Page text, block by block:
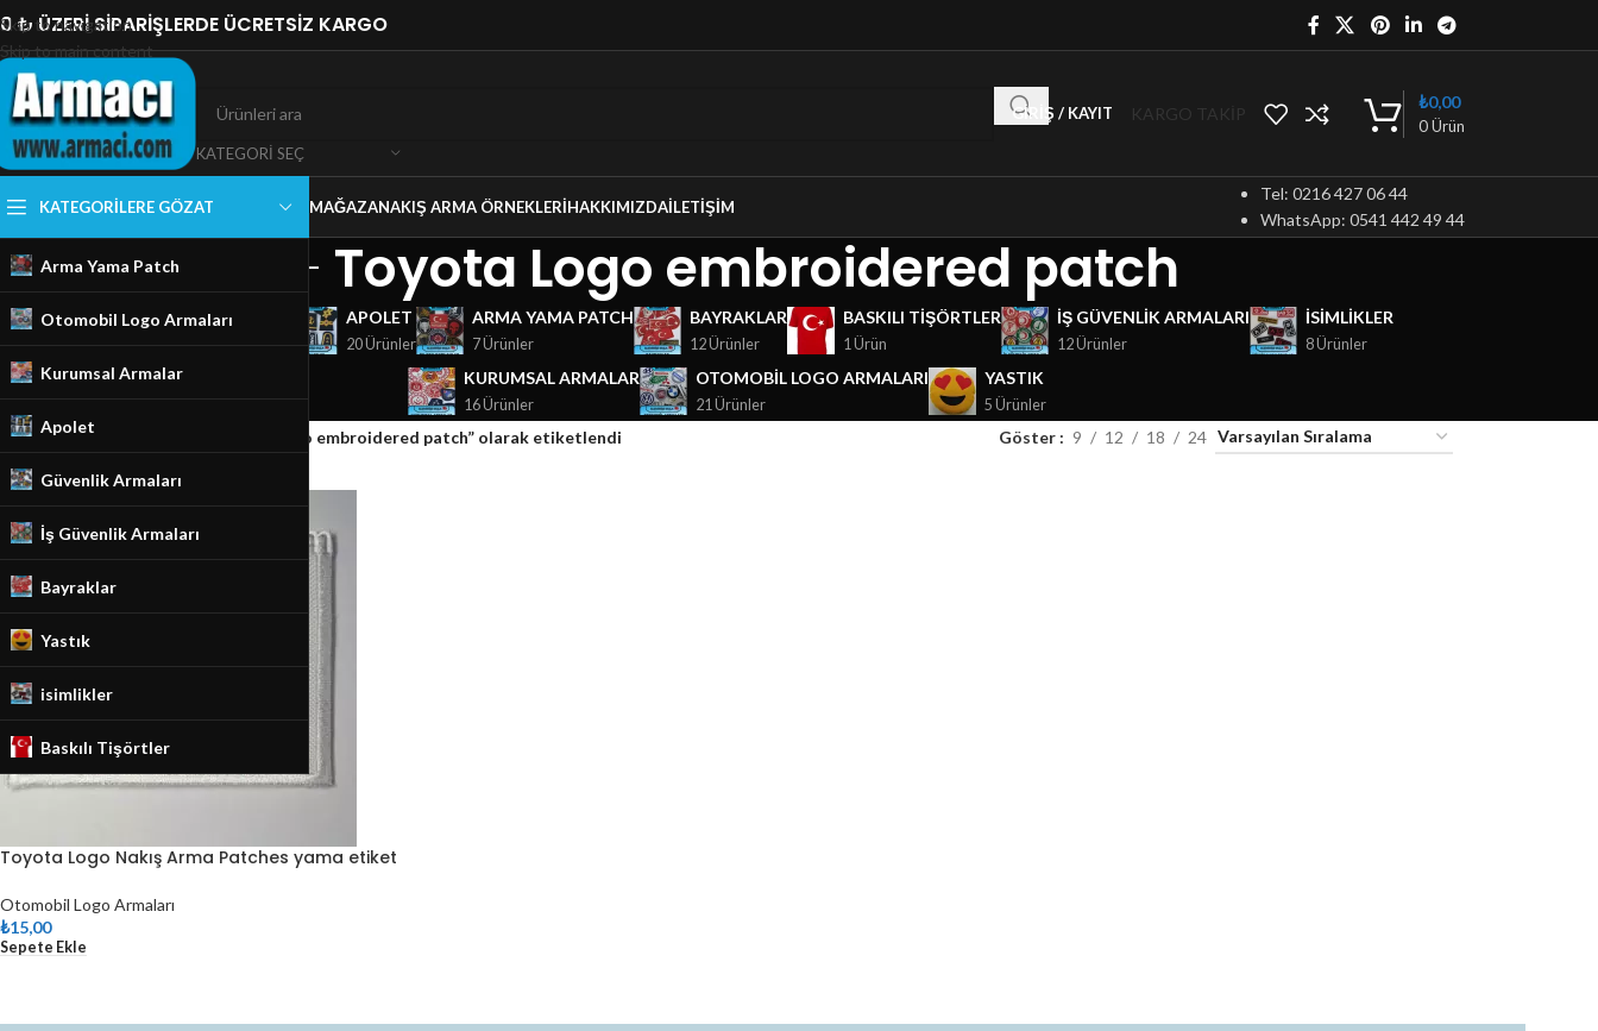
Skip to navigation
Skip to main content
₺ ÜZERİ SİPARİŞLERDE ÜCRETSİZ KARGO
KATEGORI SEÇ
GIRIŞ / KAYIT KARGO TAKİP
0Ürün
₺0,00
KATEGORILERE GÖZAT
Arma Yama Patch
Otomobil Logo Armaları
Kurumsal Armalar
Apolet
Güvenlik Armaları
İş Güvenlik Armaları
Bayraklar
Yastık
isimlikler
Baskılı Tişörtler
MAĞAZANAKIŞ ARMA ÖRNEKLERIHAKKIMIZDAİLETIŞIM
Tel: 0216 427 06 44
WhatsApp: 0541 442 49 44
Toyota Logo embroidered patch
GÜVENLIK ARMALARI
18 Ürünler
APOLET
20 Ürünler
ARMA YAMA PATCH
7 Ürünler
BAYRAKLAR
12 Ürünler
BASKILI TIŞÖRTLER
1 Ürün
İŞ GÜVENLIK ARMALARI
12 Ürünler
ISIMLIKLER
8 Ürünler
KURUMSAL ARMALAR
16 Ürünler
OTOMOBIL LOGO ARMALARI
21 Ürünler
YASTIK
5 Ürünler
Ana Sayfa/Mağaza Ürünler “Toyota Logo embroidered patch” olarak etiketlendi Göster 9 12 18 24
Toyota Logo Nakış Arma Patches yama etiket
Otomobil Logo Armaları
₺15,00
Sepete Ekle